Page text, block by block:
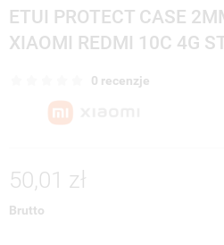
ETUI PROTECT CASE
XIAOMI REDMI 10C 4G
0 recenzje
50,01 zł
Brutto